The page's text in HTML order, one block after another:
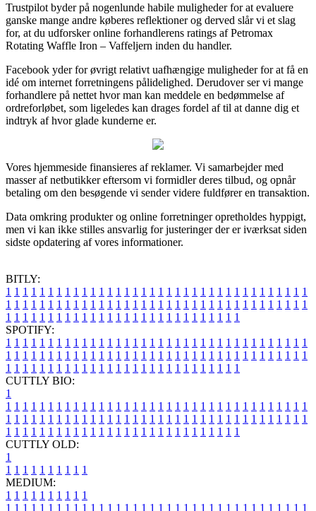
Trustpilot byder på nogenlunde habile muligheder for at evaluere
ganske mange andre køberes reflektioner og derved slår vi et slag
for, at du udforsker online forhandlerens ratings af Petromax
Rotating Waffle Iron – Vaffeljern inden du handler.
Facebook yder for øvrigt relativt uafhængige muligheder for at få en
idé om internet forretningens pålidelighed. Derudover ser vi mange
forhandlere på nettet hvor man kan meddele en bedømmelse af
ordreforløbet, som ligeledes kan drages fordel af til at danne dig et
indtryk af hvor glade kunderne er.
Vores hjemmeside finansieres af reklamer. Vi samarbejder med
masser af netbutikker eftersom vi formidler deres tilbud, og opnår
betaling om den besøgende vi sender videre fuldfører en transaktion.
Data omkring produkter og online forretninger opretholdes hyppigt,
men vi kan ikke stilles ansvarlig for justeringer der er iværksat siden
sidste opdatering af vores informationer.
BITLY:
1 1 1 1 1 1 1 1 1 1 1 1 1 1 1 1 1 1 1 1 1 1 1 1 1 1 1 1 1 1 1 1 1 1 1 1
1 1 1 1 1 1 1 1 1 1 1 1 1 1 1 1 1 1 1 1 1 1 1 1 1 1 1 1 1 1 1 1 1 1 1 1
1 1 1 1 1 1 1 1 1 1 1 1 1 1 1 1 1 1 1 1 1 1 1 1 1 1 1 1
SPOTIFY:
1 1 1 1 1 1 1 1 1 1 1 1 1 1 1 1 1 1 1 1 1 1 1 1 1 1 1 1 1 1 1 1 1 1 1 1
1 1 1 1 1 1 1 1 1 1 1 1 1 1 1 1 1 1 1 1 1 1 1 1 1 1 1 1 1 1 1 1 1 1 1 1
1 1 1 1 1 1 1 1 1 1 1 1 1 1 1 1 1 1 1 1 1 1 1 1 1 1 1 1
CUTTLY BIO:
1
1 1 1 1 1 1 1 1 1 1 1 1 1 1 1 1 1 1 1 1 1 1 1 1 1 1 1 1 1 1 1 1 1 1 1 1
1 1 1 1 1 1 1 1 1 1 1 1 1 1 1 1 1 1 1 1 1 1 1 1 1 1 1 1 1 1 1 1 1 1 1 1
1 1 1 1 1 1 1 1 1 1 1 1 1 1 1 1 1 1 1 1 1 1 1 1 1 1 1 1
CUTTLY OLD:
1
1 1 1 1 1 1 1 1 1 1
MEDIUM:
1 1 1 1 1 1 1 1 1 1
1 1 1 1 1 1 1 1 1 1 1 1 1 1 1 1 1 1 1 1 1 1 1 1 1 1 1 1 1 1 1 1 1 1 1 1